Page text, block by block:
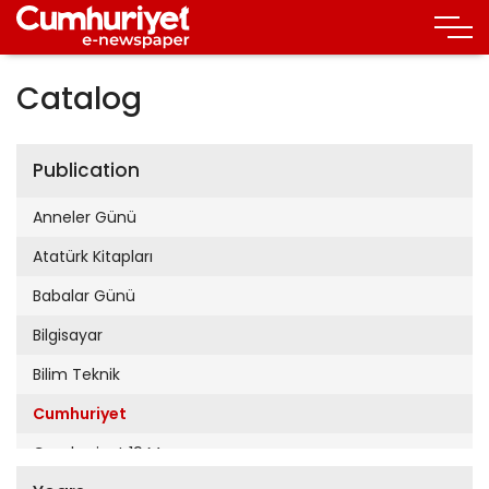
Catalog
Publication
Anneler Günü
Atatürk Kitapları
Babalar Günü
Bilgisayar
Bilim Teknik
Cumhuriyet
Cumhuriyet 19 Mayıs